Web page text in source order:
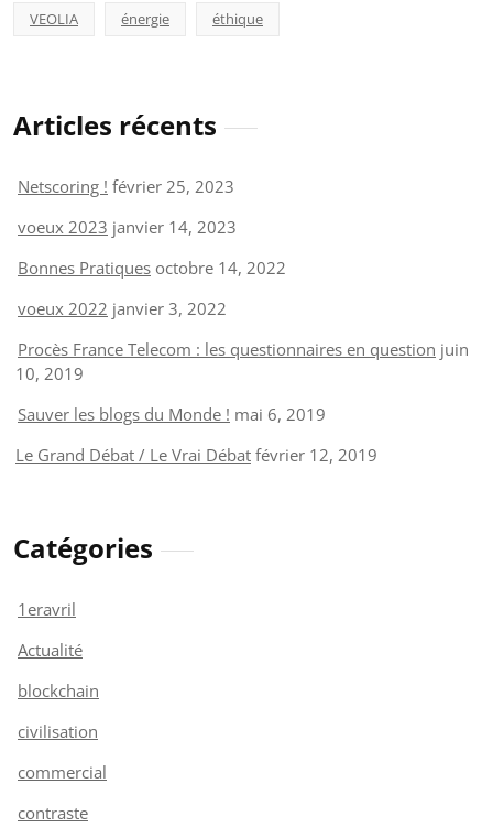
VEOLIA énergie éthique
Articles récents
Netscoring ! février 25, 2023
voeux 2023 janvier 14, 2023
Bonnes Pratiques octobre 14, 2022
voeux 2022 janvier 3, 2022
Procès France Telecom : les questionnaires en question juin
10, 2019
Sauver les blogs du Monde ! mai 6, 2019
Le Grand Débat / Le Vrai Débat février 12, 2019
Catégories
1eravril
Actualité
blockchain
civilisation
commercial
contraste